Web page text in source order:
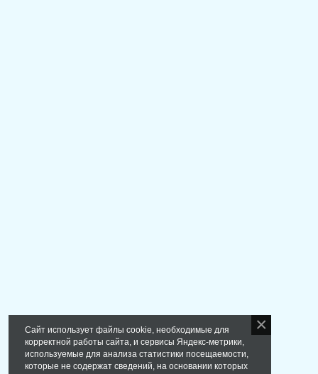
Сайт использует файлы cookie, необходимые для
корректной работы сайта, и сервисы Яндекс-метрики,
используемые для анализа статистики посещаемости,
которые не содержат сведений, на основании которых